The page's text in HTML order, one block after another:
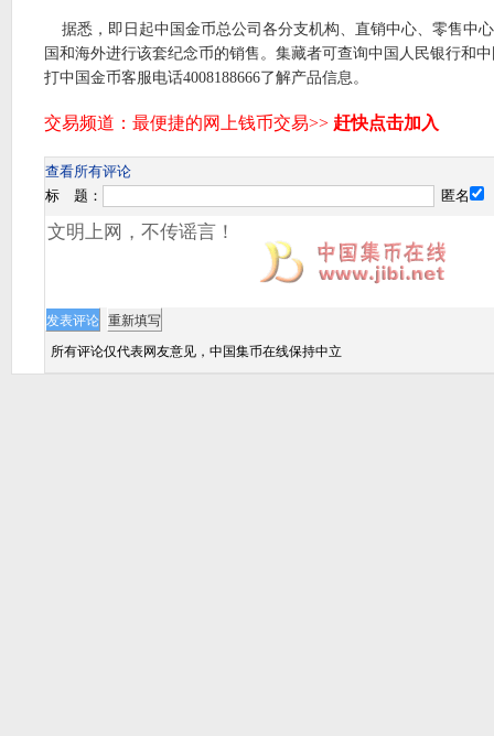
据悉，即日起中国金币总公司各分支机构、直销中心、零售中
国和海外进行该套纪念币的销售。集藏者可查询中国人民银行和
打中国金币客服电话4008188666了解产品信息。
查看所有评论
标 题：
匿名
所有评论仅代表网友意见，中国集币在线保持中立